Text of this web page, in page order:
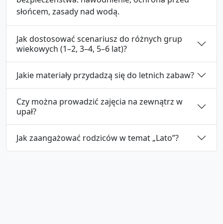
słońcem, zasady nad wodą.
Jak dostosować scenariusz do różnych grup
wiekowych (1–2, 3–4, 5–6 lat)?
Jakie materiały przydadzą się do letnich zabaw?
Czy można prowadzić zajęcia na zewnątrz w
upał?
Jak zaangażować rodziców w temat „Lato”?